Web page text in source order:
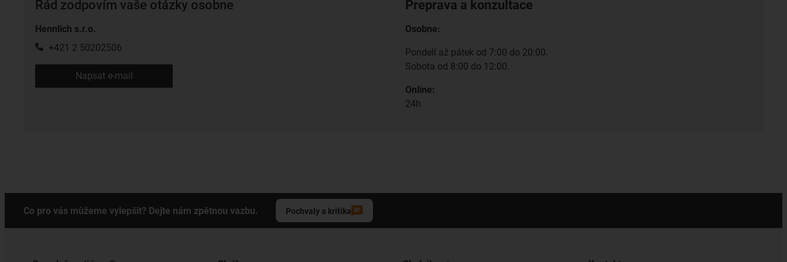
Rád zodpovím vaše otázky osobne
Hennlich s.r.o.
+421 2 50202506
Napsat e-mail
Preprava a konzultace
Osobne:
Pondelí až pátek od 7:00 do 20:00.
Sobota od 8:00 do 12:00.
Online:
24h
Co pro vás můžeme vylepšit? Dejte nám zpětnou vazbu. Pochvaly a kritika